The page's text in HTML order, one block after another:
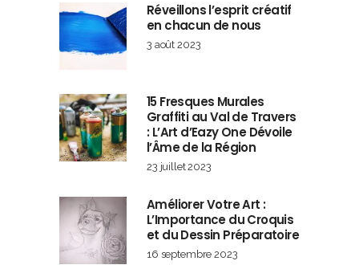
Réveillons l’esprit créatif
en chacun de nous
3 août 2023
15 Fresques Murales
Graffiti au Val de Travers
: L’Art d’Eazy One Dévoile
l’Âme de la Région
23 juillet 2023
Améliorer Votre Art :
L’Importance du Croquis
et du Dessin Préparatoire
16 septembre 2023